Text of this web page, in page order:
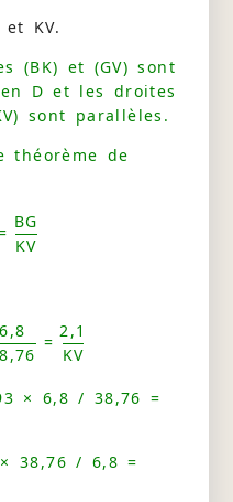
KV.
(BK) et (GV) sont
D et les droites
sont parallèles.
théorème de
BG
KV
6,8
=
2,1
KV
× 6,8 / 38,76 =
38,76 / 6,8 =